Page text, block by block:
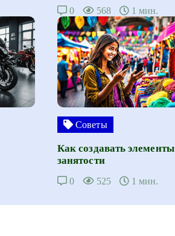
0 568 1 мин.
Советы
Как создавать элементы
занятости
0 525 1 мин.